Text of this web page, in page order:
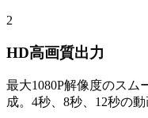
2
HD高画質出力
最大1080P解像度のスム
成。4秒、8秒、12秒の